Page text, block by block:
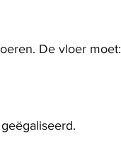
De vloer moet: